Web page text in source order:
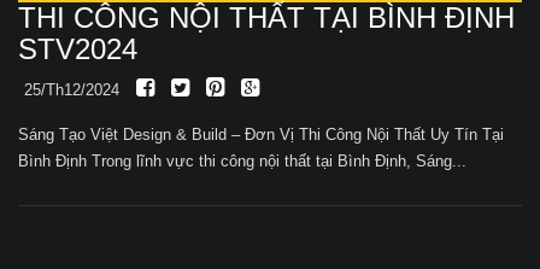
THI CÔNG NỘI THẤT TẠI BÌNH ĐỊNH
STV2024
25/Th12/2024
Sáng Tạo Việt Design & Build – Đơn Vị Thi Công Nội Thất Uy Tín Tại
Bình Định Trong lĩnh vực thi công nội thất tại Bình Định, Sáng...